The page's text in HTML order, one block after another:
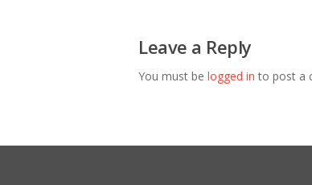
Leave a Reply
You must be logged in to post a